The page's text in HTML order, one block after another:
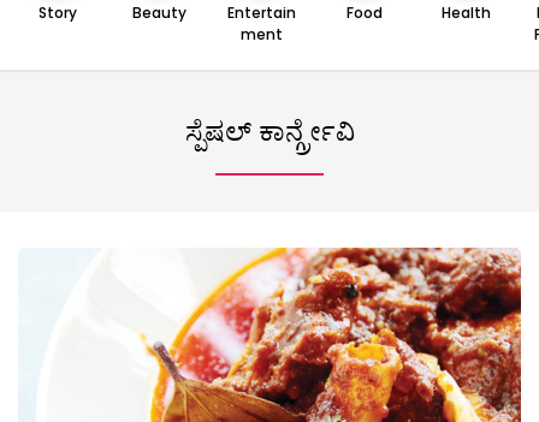
Story Beauty
Entertain
ment
Food Health
ಸ್ಪೆಷಲ್ ಕಾರ್ನ್ಗ್ರೇವಿ